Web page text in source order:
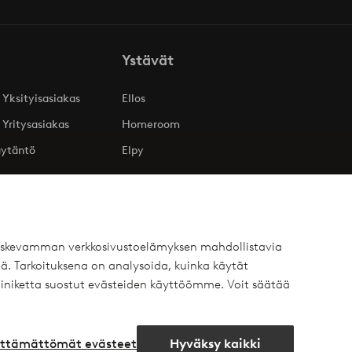
verkkosivustoelämyksen mahdollistavia
Tarkoituksena on analysoida, kuinka käytät
suostut evästeiden käyttöömme. Voit säätää
Hyväksy kaikki
evästeet
Ystävät
Ellos
Homeroom
Elpy